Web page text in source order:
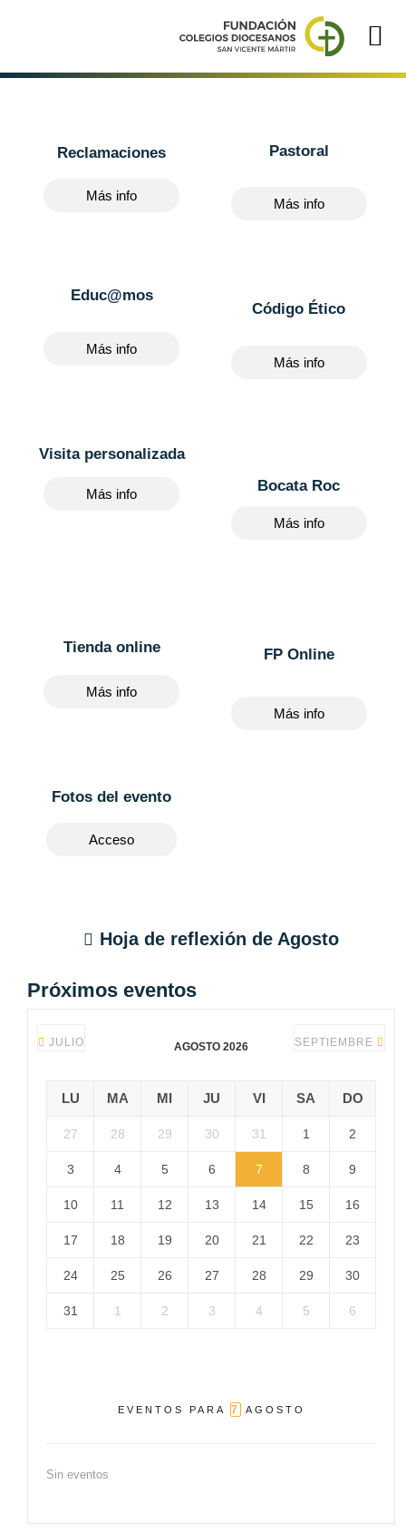
Reclamaciones
Más info
Pastoral
Más info
Educ@mos
Más info
Código Ético
Más info
Visita personalizada
Más info Bocata Roc
Más info
Tienda online
Más info
FP Online
Más info
Fotos del evento
Acceso
Hoja de reflexión de Agosto
Próximos eventos
JULIO AGOSTO 2026 SEPTIEMBRE
LU MA MI JU VI SA DO
27 28 29 30 31 1 2
3 4 5 6 7 8 9
10 11 12 13 14 15 16
17 18 19 20 21 22 23
24 25 26 27 28 29 30
31 1 2 3 4 5 6
EVENTOS PARA 7 AGOSTO
Sin eventos